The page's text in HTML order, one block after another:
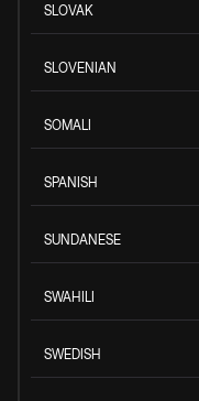
SLOVAK
SLOVENIAN
SOMALI
SPANISH
SUNDANESE
SWAHILI
SWEDISH